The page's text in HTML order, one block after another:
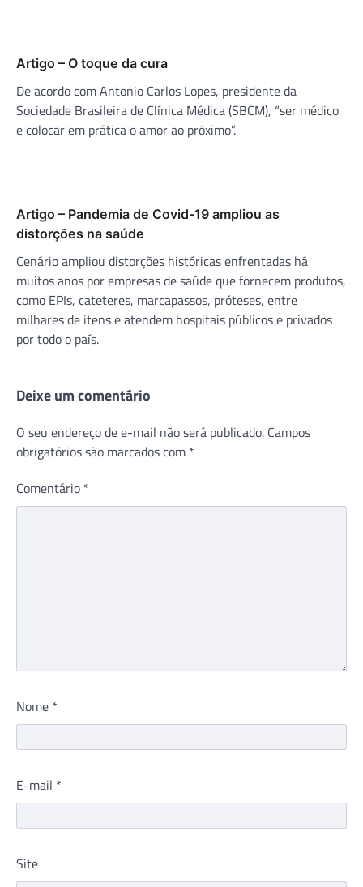
Artigo – O toque da cura
De acordo com Antonio Carlos Lopes, presidente da
Sociedade Brasileira de Clínica Médica (SBCM), “ser médico
e colocar em prática o amor ao próximo”.
Artigo – Pandemia de Covid-19 ampliou as
distorções na saúde
Cenário ampliou distorções históricas enfrentadas há
muitos anos por empresas de saúde que fornecem produtos,
como EPIs, cateteres, marcapassos, próteses, entre
milhares de itens e atendem hospitais públicos e privados
por todo o país.
Deixe um comentário
O seu endereço de e-mail não será publicado. Campos
obrigatórios são marcados com *
Comentário *
Nome *
E-mail *
Site